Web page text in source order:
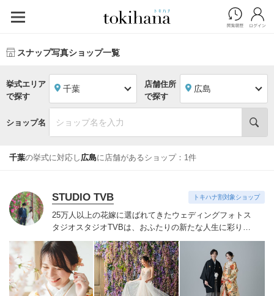
スナップ写真ショップ一覧
挙式エリア
で探す
千葉
店舗住所
で探す
広島
ショップ名
千葉の挙式に対応し 広島に店舗があるショップ：1件
STUDIO TVB トキハナ割対象ショップ
25万人以上の花嫁に選ばれてきたウェディングフォトス
タジオスタジオTVBは、おふたりの新たな人生に彩りを
添える“最高のウェディングフォト”のお手伝いをさせて
いただきます。1枚の写真のチカラを信じて